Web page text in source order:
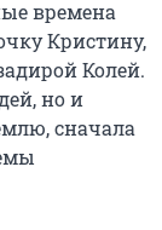
времена
Кристину,
Колей.
но и
сначала